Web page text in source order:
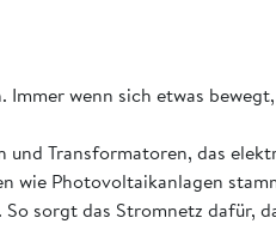
wenn sich etwas
Transformatoren, das
wie Photovoltaikanlagen
sorgt das Stromnetz dafür,